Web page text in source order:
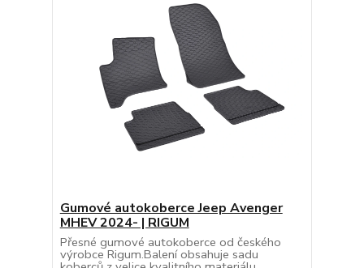
Gumové autokoberce Jeep Avenger
MHEV 2024- | RIGUM
Přesné gumové autokoberce od českého
výrobce Rigum.Balení obsahuje sadu